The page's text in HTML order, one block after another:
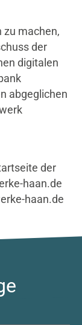
zu machen,
der
digitalen
abgeglichen
der
haan.de
haan.de